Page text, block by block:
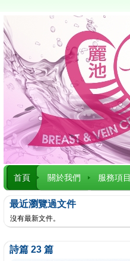
首頁 關於我們 服務項目
最近瀏覽過文件
沒有最新文件。
詩篇 23 篇